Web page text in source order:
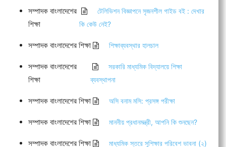
সম্পাদক বাংলাদেশের
শিক্ষা
টেলিভিশন বিজ্ঞাপনে সৃজনশীল গাইড বই : দেখার
কি কেউ নেই?
সম্পাদক বাংলাদেশের শিক্ষা শিক্ষাব্যবস্থার হালচাল
সম্পাদক বাংলাদেশের
শিক্ষা
সরকারি মাধ্যমিক বিদ্যালয়ে শিক্ষা
ব্যবস্থাপনা
সম্পাদক বাংলাদেশের শিক্ষা অসি বনাম মসি: প্রসঙ্গ পরীক্ষা
সম্পাদক বাংলাদেশের শিক্ষা মাননীয় প্রধানমন্ত্রী, আপনি কি শুনছেন?
সম্পাদক বাংলাদেশের শিক্ষা মাধ্যমিক স্তরে সুশিক্ষার পরিবেশ ভাবনা (২)